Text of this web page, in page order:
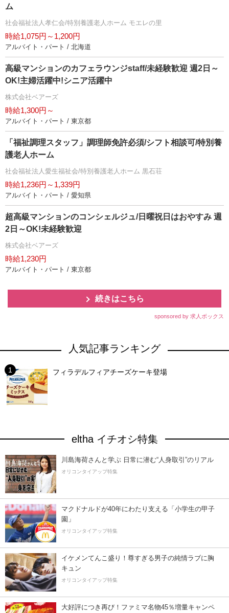
ム
社会福祉法人孝仁会/特別養護老人ホーム モエレの里
時給1,075円～1,200円
アルバイト・パート / 北海道
高級マンションのカフェラウンジstaff/未経験歓迎 週2日～
OK!主婦活躍中!シニア活躍中
株式会社ベアーズ
時給1,300円～
アルバイト・パート / 東京都
「福祉調理スタッフ」調理師免許必須/シフト相談可/特別養
護老人ホーム
社会福祉法人愛生福祉会/特別養護老人ホーム 黒石荘
時給1,236円～1,339円
アルバイト・パート / 愛知県
超高級マンションのコンシェルジュ/日曜祝日はおやすみ 週
2日～OK!未経験歓迎
株式会社ベアーズ
時給1,230円
アルバイト・パート / 東京都
続きはこちら
sponsored by 求人ボックス
人気記事ランキング
フィラデルフィアチーズケーキ登場
eltha イチオシ特集
川島海荷さんと学ぶ 日常に潜む“人身取引”のリアル
オリコンタイアップ特集
マクドナルドが40年にわたり支える「小学生の甲子
園」
オリコンタイアップ特集
イケメンてんこ盛り！尊すぎる男子の純情ラブに胸
キュン
オリコンタイアップ特集
大好評につき再び！ファミマ名物45％増量キャンペ